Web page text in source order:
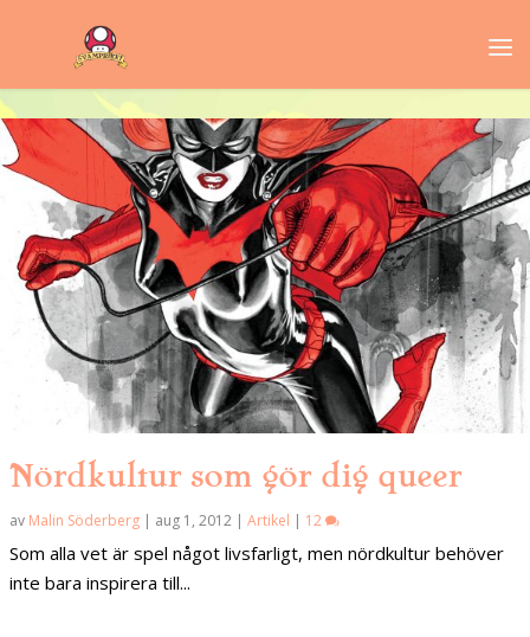
Nördkultur som gör dig queer
av Malin Söderberg | aug 1, 2012 | Artikel | 12
Som alla vet är spel något livsfarligt, men nördkultur behöver
inte bara inspirera till...